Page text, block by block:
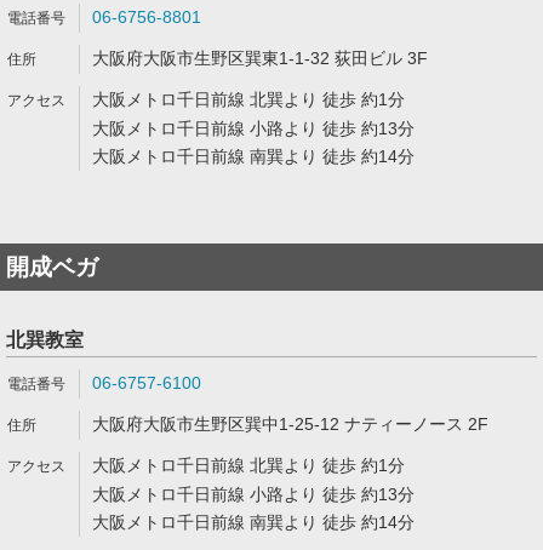
06-6756-8801
大阪府大阪市生野区巽東1-1-32 荻田ビル 3F
大阪メトロ千日前線 北巽より 徒歩 約1分
大阪メトロ千日前線 小路より 徒歩 約13分
大阪メトロ千日前線 南巽より 徒歩 約14分
開成ベガ
北巽教室
06-6757-6100
大阪府大阪市生野区巽中1-25-12 ナティーノース 2F
大阪メトロ千日前線 北巽より 徒歩 約1分
大阪メトロ千日前線 小路より 徒歩 約13分
大阪メトロ千日前線 南巽より 徒歩 約14分